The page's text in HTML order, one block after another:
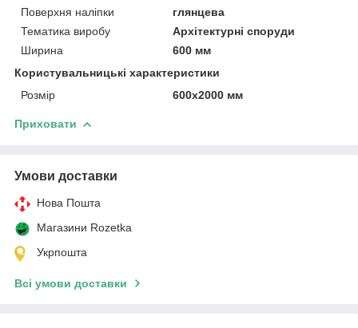
Поверхня наліпки
глянцева
Тематика виробу
Архітектурні споруди
Ширина
600 мм
Користувальницькі характеристики
Розмір
600х2000 мм
Приховати
Умови доставки
Нова Пошта
Магазини Rozetka
Укрпошта
Всі умови доставки